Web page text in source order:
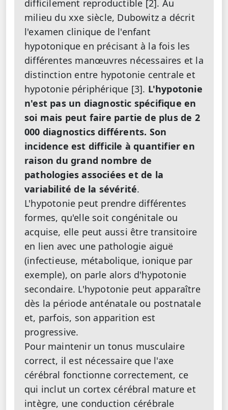
difficilement reproductible [2]. Au
milieu du xxe siècle, Dubowitz a décrit
l'examen clinique de l'enfant
hypotonique en précisant à la fois les
différentes manœuvres nécessaires et la
distinction entre hypotonie centrale et
hypotonie périphérique [3]. L'hypotonie
n'est pas un diagnostic spécifique en
soi mais peut faire partie de plus de 2
000 diagnostics différents. Son
incidence est difficile à quantifier en
raison du grand nombre de
pathologies associées et de la
variabilité de la sévérité.
L'hypotonie peut prendre différentes
formes, qu'elle soit congénitale ou
acquise, elle peut aussi être transitoire
en lien avec une pathologie aiguë
(infectieuse, métabolique, ionique par
exemple), on parle alors d'hypotonie
secondaire. L'hypotonie peut apparaître
dès la période anténatale ou postnatale
et, parfois, son apparition est
progressive.
Pour maintenir un tonus musculaire
correct, il est nécessaire que l'axe
cérébral fonctionne correctement, ce
qui inclut un cortex cérébral mature et
intègre, une conduction cérébrale